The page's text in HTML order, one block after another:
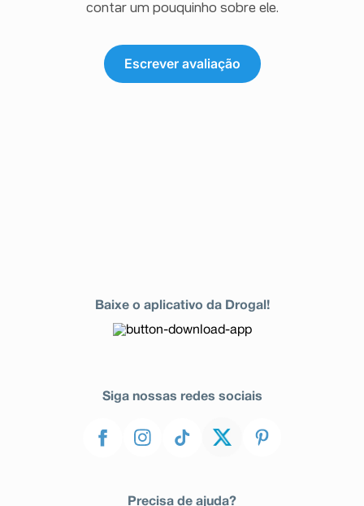
contar um pouquinho sobre ele.
Escrever avaliação
Baixe o aplicativo da Drogal!
Siga nossas redes sociais
Precisa de ajuda?